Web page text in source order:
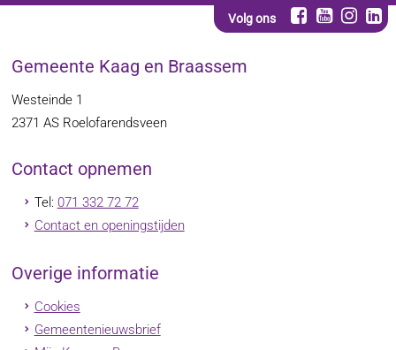
Volg ons
Gemeente Kaag en Braassem
Westeinde 1
2371 AS Roelofarendsveen
Contact opnemen
Tel: 071 332 72 72
Contact en openingstijden
Overige informatie
Cookies
Gemeentenieuwsbrief